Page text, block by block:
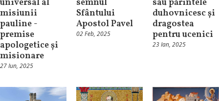
universal al
misiunii
pauline -
premise
apologetice și
misionare
27 Iun, 2025
semnul
Sfântului
Apostol Pavel
02 Feb, 2025
sau părintele
duhovnicesc și
dragostea
pentru ucenici
23 Ian, 2025